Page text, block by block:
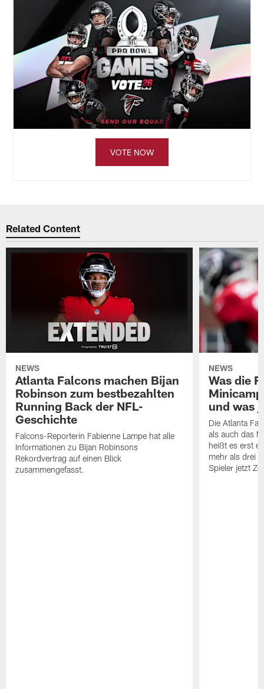
VOTE NOW
Related Content
NEWS
Atlanta Falcons machen Bijan
Robinson zum bestbezahlten
Running Back der NFL-
Geschichte
Falcons-Reporterin Fabienne Lampe hat alle
Informationen zu Bijan Robinsons
Rekordvertrag auf einen Blick
zusammengefasst.
NEWS
Was die
und was
Die Atlanta
als auch das
heißt es erst
mehr als drei
Spieler jetzt